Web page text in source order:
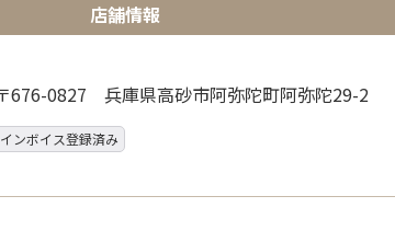
店舗情報
676-0827 兵庫県高砂市阿弥陀町阿弥陀29-2
インボイス登録済み